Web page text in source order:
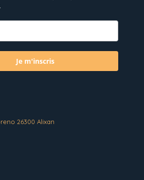
Je m'inscris
26300 Alixan